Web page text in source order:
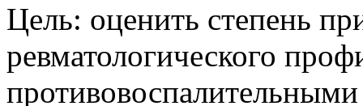
Цель: оценить степень
ревматологического